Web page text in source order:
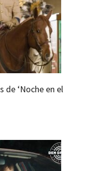
de ‘Noche en el